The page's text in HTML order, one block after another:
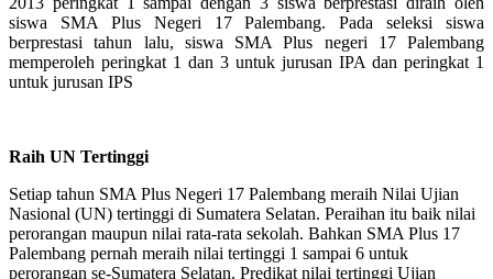
siswa SMA Plus Negeri 17 Palembang. Pada seleksi siswa
berprestasi tahun lalu, siswa SMA Plus negeri 17 Palembang
memperoleh peringkat 1 dan 3 untuk jurusan IPA dan peringkat 1
untuk jurusan IPS
Raih UN Tertinggi
Setiap tahun SMA Plus Negeri 17 Palembang meraih Nilai Ujian
Nasional (UN) tertinggi di Sumatera Selatan. Peraihan itu baik nilai
perorangan maupun nilai rata-rata sekolah. Bahkan SMA Plus 17
Palembang pernah meraih nilai tertinggi 1 sampai 6 untuk
perorangan se-Sumatera Selatan. Predikat nilai tertinggi Ujian